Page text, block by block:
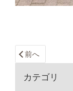
前へ
カテゴリ